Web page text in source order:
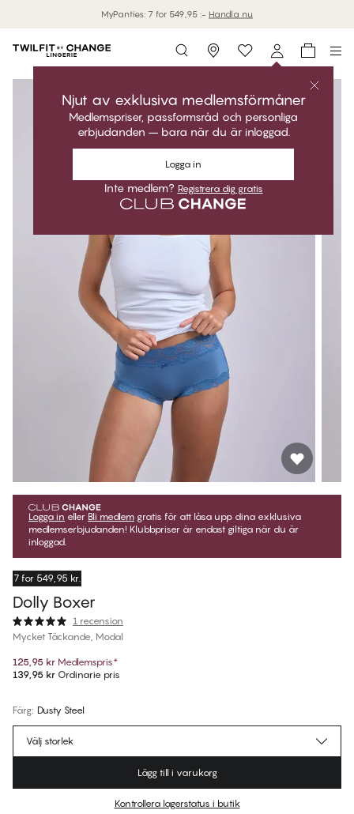
MyPanties: 7 for 549,95 :- Handla nu
Storefinder
Njut av exklusiva medlemsförmåner
Medlemspriser, passformsråd och personliga
erbjudanden – bara när du är inloggad.
Logga in
Inte medlem? Registrera dig gratis
Logga in eller Bli medlem gratis för att låsa upp dina exklusiva
medlemserbjudanden! Klubbpriser är endast giltiga när du är
inloggad.
7 for 549,95 kr.
Dolly Boxer
1 recension
Mycket Täckande, Modal
125,95 kr Medlemspris*
139,95 kr Ordinarie pris
Färg: Dusty Steel
Ingen storlek föreslås för den här produkten
Välj storlek
Lägg till i varukorg
Kontrollera lagerstatus i butik